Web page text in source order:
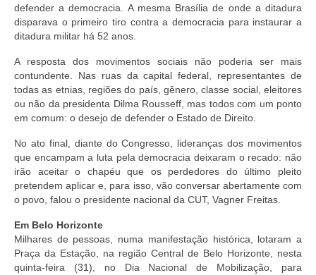
defender a democracia. A mesma Brasília de onde a ditadura
disparava o primeiro tiro contra a democracia para instaurar a
ditadura militar há 52 anos.
A resposta dos movimentos sociais não poderia ser mais
contundente. Nas ruas da capital federal, representantes de
todas as etnias, regiões do país, gênero, classe social, eleitores
ou não da presidenta Dilma Rousseff, mas todos com um ponto
em comum: o desejo de defender o Estado de Direito.
No ato final, diante do Congresso, lideranças dos movimentos
que encampam a luta pela democracia deixaram o recado: não
irão aceitar o chapéu que os perdedores do último pleito
pretendem aplicar e, para isso, vão conversar abertamente com
o povo, falou o presidente nacional da CUT, Vagner Freitas.
Em Belo Horizonte
Milhares de pessoas, numa manifestação histórica, lotaram a
Praça da Estação, na região Central de Belo Horizonte, nesta
quinta-feira (31), no Dia Nacional de Mobilização, para